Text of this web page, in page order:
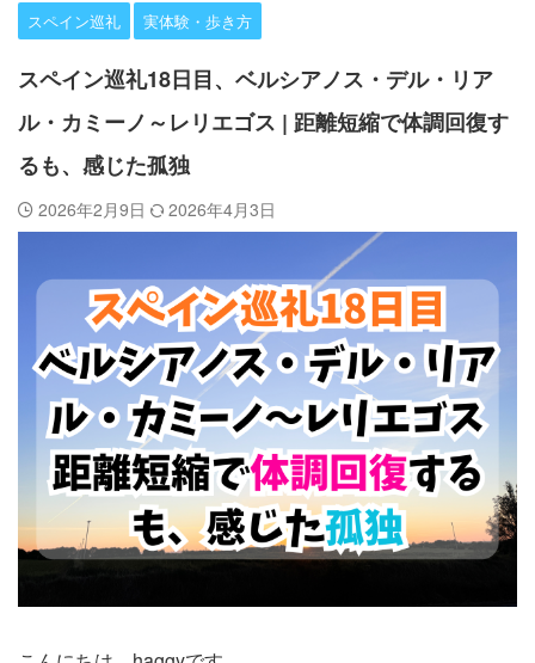
スペイン巡礼
実体験・歩き方
スペイン巡礼18日目、ベルシアノス・デル・リア
ル・カミーノ～レリエゴス | 距離短縮で体調回復す
るも、感じた孤独
2026年2月9日 2026年4月3日